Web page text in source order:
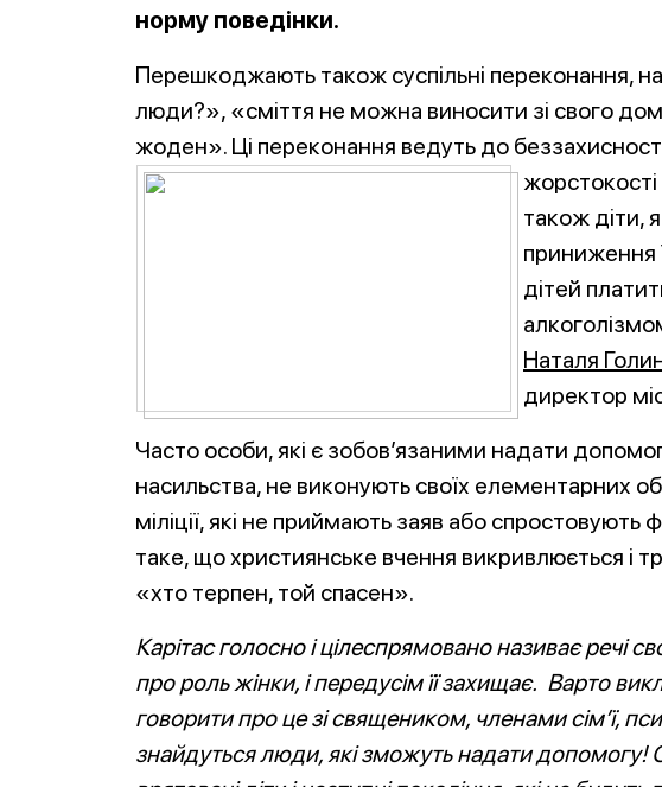
норму поведінки.
Перешкоджають також суспільні переконання,
люди?», «сміття не можна виносити зі свого
жоден». Ці переконання ведуть до
також діти,
приниження
дітей
Наталя
директор
Часто особи, які є зобов’язаними надати
насильства, не виконують своїх елементарних
міліції, які не приймають заяв або спростовують
таке, що християнське вчення викривлюється і
«хто терпен, той спасен».
Карітас голосно і цілеспрямовано називає речі
про роль жінки, і передусім її захищає. Варто
говорити про це зі священиком, членами сім’ї,
знайдуться люди, які зможуть надати допомогу!